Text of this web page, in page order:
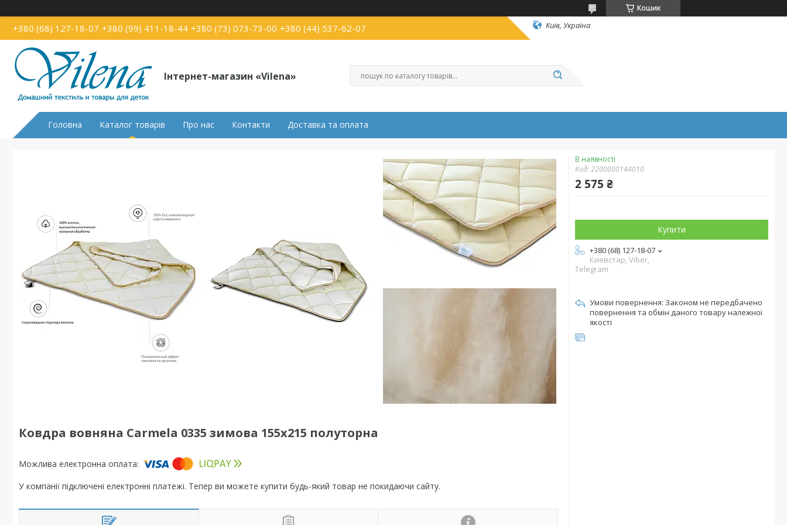
Кошик
+380 (68) 127-18-07 +380 (99) 411-18-44 +380 (73) 073-73-00 +380 (44) 537-62-07 Київ, Україна
Інтернет-магазин «Vilena»
Головна Каталог товарів Про нас Контакти Доставка та оплата
Ковдра вовняна Carmela 0335 зимова 155х215 полуторна
У компанії підключені електронні платежі. Тепер ви можете купити будь-який товар не покидаючи сайту.
В наявності
Код:2200000144010
2 575 ₴
Купити
+380 (68) 127-18-07
Киевстар, Viber,
Telegram
Законом не передбачено
повернення та обмін даного товару належної
якості